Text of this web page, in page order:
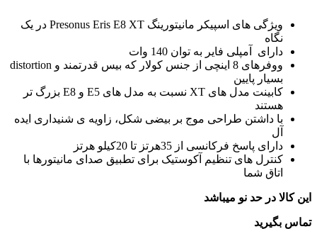
ویژگی های اسپیکر مانیتورینگ Presonus Eris E8 XT در یک
نگاه
دارای آمپلی فایر به توان 140 وات
ووفرهای 8 اینچی از جنس کولار که بیس قدرتمند و distortion
بسیار پایین
کابینت مدل های XT نسبت به مدل های E5 و E8 بزرگ تر
هستند
با داشتن طراحی موج بر بیضی شکل، زاویه ی شنیداری ایده
آل
دارای پاسخ فرکانسی از 35هرتز تا 20کیلو هرتز
کنترل های تنظیم آکوستیک برای تطبیق صدای مانیتورها با
اتاق شما
این کالا در حد نو میباشد
تماس بگیرید